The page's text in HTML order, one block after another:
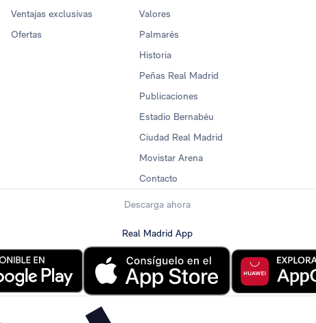
Ventajas exclusivas
Ofertas
Valores
Palmarés
Historia
Peñas Real Madrid
Publicaciones
Estadio Bernabéu
Ciudad Real Madrid
Movistar Arena
Contacto
Descarga ahora
Real Madrid App